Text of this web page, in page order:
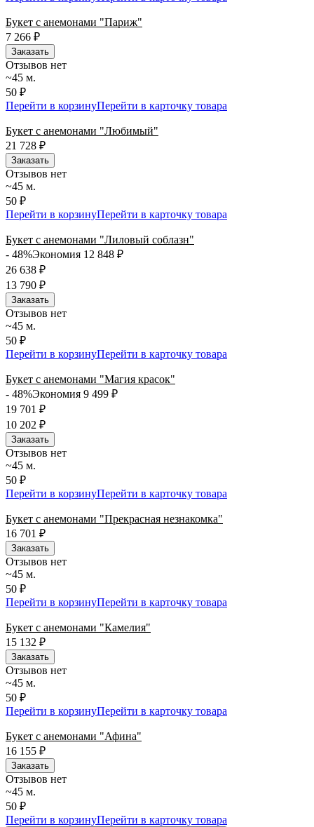
Букет с анемонами "Париж"
7 266 ₽
Заказать
Отзывов нет
~45 м.
50 ₽
Перейти в корзинуПерейти в карточку товара
Букет с анемонами "Любимый"
21 728 ₽
Заказать
Отзывов нет
~45 м.
50 ₽
Перейти в корзинуПерейти в карточку товара
Букет с анемонами "Лиловый соблазн"
- 48%Экономия 12 848 ₽
26 638 ₽
13 790 ₽
Заказать
Отзывов нет
~45 м.
50 ₽
Перейти в корзинуПерейти в карточку товара
Букет с анемонами "Магия красок"
- 48%Экономия 9 499 ₽
19 701 ₽
10 202 ₽
Заказать
Отзывов нет
~45 м.
50 ₽
Перейти в корзинуПерейти в карточку товара
Букет с анемонами "Прекрасная незнакомка"
16 701
₽
Заказать
Отзывов нет
~45 м.
50 ₽
Перейти в корзинуПерейти в карточку товара
Букет с анемонами "Камелия"
15 132 ₽
Заказать
Отзывов нет
~45 м.
50 ₽
Перейти в корзинуПерейти в карточку товара
Букет с анемонами "Афина"
16 155 ₽
Заказать
Отзывов нет
~45 м.
50 ₽
Перейти в корзинуПерейти в карточку товара